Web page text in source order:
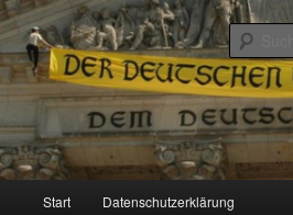
Reizzentrum
Politik, Wirtschaft, Soziales und Gesellschaft
Zum
Zum
Start Datenschutzerklärung